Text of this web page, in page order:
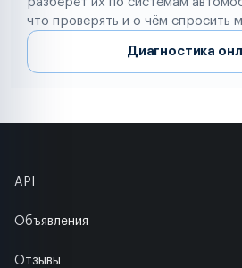
что проверять и о чём спросить
Диагностика
API
Объявления
Отзывы